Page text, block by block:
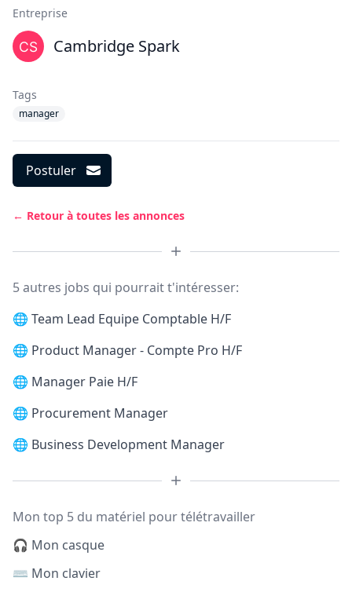
Entreprise
Cambridge Spark
Tags
manager
Postuler
← Retour à toutes les annonces
5 autres jobs qui pourrait t'intéresser:
🌐 Team Lead Equipe Comptable H/F
🌐 Product Manager - Compte Pro H/F
🌐 Manager Paie H/F
🌐 Procurement Manager
🌐 Business Development Manager
Mon top 5 du matériel pour télétravailler
🎧 Mon casque
⌨️ Mon clavier